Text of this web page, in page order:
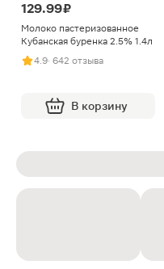
129.99 ₽
Молоко пастеризованное
Кубанская буренка 2.5% 1.4л
4.9· 642 отзыва
В корзину